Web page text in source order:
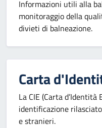
Informazioni utili alla
monitoraggio della
divieti di balneazione.
Carta
La CIE (Carta
identificazione
e stranieri.